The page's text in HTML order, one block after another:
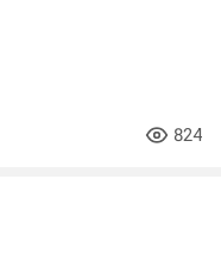
824